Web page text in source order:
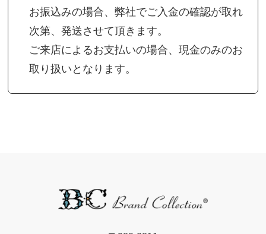
お振込みの場合、弊社でご入金の確認が取れ
次第、発送させて頂きます。
ご来店によるお支払いの場合、現金のみのお
取り扱いとなります。